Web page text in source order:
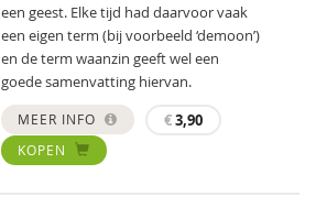
een geest. Elke tijd had daarvoor vaak
een eigen term (bij voorbeeld ‘demoon’)
en de term waanzin geeft wel een
goede samenvatting hiervan.
MEER INFO €3,90
KOPEN